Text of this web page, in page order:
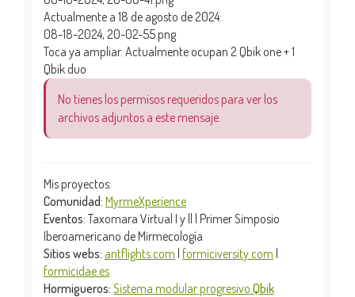
Actualmente a 18 de agosto de 2024:
08-18-2024, 20-02-55.png
Toca ya ampliar. Actualmente ocupan 2 Qbik one + 1
Qbik duo
No tienes los permisos requeridos para ver los
archivos adjuntos a este mensaje.
Mis proyectos:
Comunidad: MyrmeXperience
Eventos: Taxomara Virtual I y || | Primer Simposio
Iberoamericano de Mirmecología
Sitios webs: antflights.com | formiciversity.com |
formicidae.es
Hormigueros: Sistema modular progresivo Qbik